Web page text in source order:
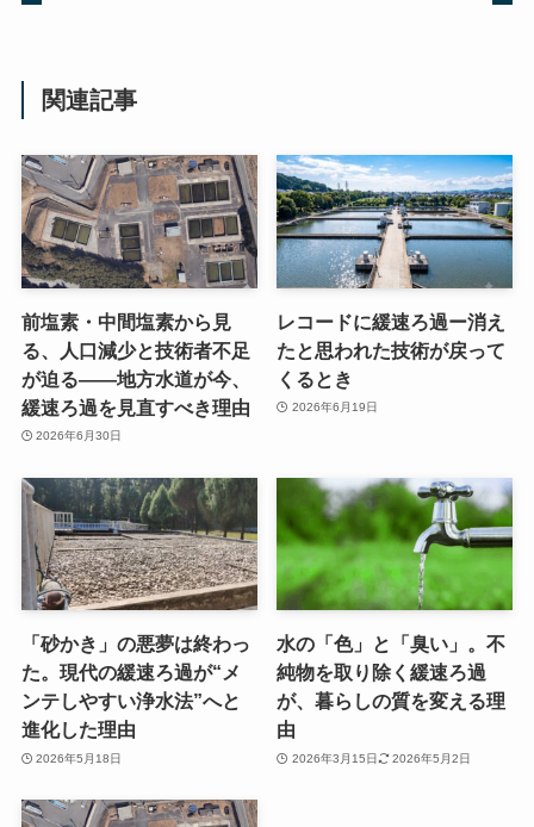
関連記事
前塩素・中間塩素から見
る、人口減少と技術者不足
が迫る——地方水道が今、
緩速ろ過を見直すべき理由
2026年6月30日
レコードに緩速ろ過ー消え
たと思われた技術が戻って
くるとき
2026年6月19日
「砂かき」の悪夢は終わっ
た。現代の緩速ろ過が“メ
ンテしやすい浄水法”へと
進化した理由
2026年5月18日
水の「色」と「臭い」。不
純物を取り除く緩速ろ過
が、暮らしの質を変える理
由
2026年3月15日 2026年5月2日